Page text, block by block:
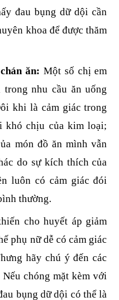
đau bụng dữ dội cần
khoa để được thăm
ăn: Một số chị em
nhu cầu ăn uống
khi là cảm giác trong
khó chịu của kim loại;
món đồ ăn mình vẫn
do sự kích thích của
luôn có cảm giác đói
thường.
cho huyết áp giảm
phụ nữ dễ có cảm giác
hãy chú ý đến các
chóng mặt kèm với
bụng dữ dội có thể là